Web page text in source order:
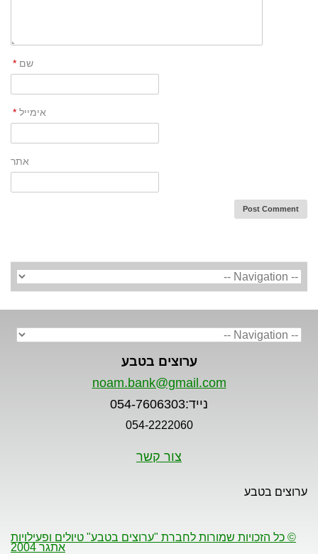
שם *
אימייל *
אתר
ערוצים בטבע
noam.bank@gmail.com
נייד:054-7606303
054-2222060
צור קשר
ערוצים בטבע
© כל הזכויות שמורות לחברת "ערוצים בטבע" טיולים ופעילויות
אתגר 2004